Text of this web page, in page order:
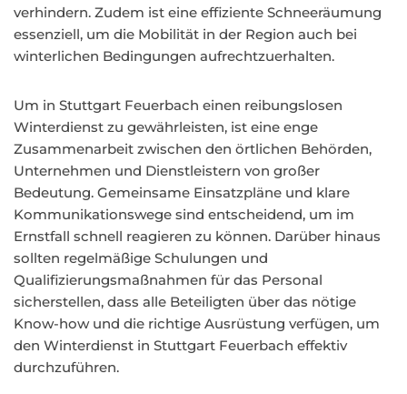
verhindern. Zudem ist eine effiziente Schneeräumung
essenziell, um die Mobilität in der Region auch bei
winterlichen Bedingungen aufrechtzuerhalten.
Um in Stuttgart Feuerbach einen reibungslosen
Winterdienst zu gewährleisten, ist eine enge
Zusammenarbeit zwischen den örtlichen Behörden,
Unternehmen und Dienstleistern von großer
Bedeutung. Gemeinsame Einsatzpläne und klare
Kommunikationswege sind entscheidend, um im
Ernstfall schnell reagieren zu können. Darüber hinaus
sollten regelmäßige Schulungen und
Qualifizierungsmaßnahmen für das Personal
sicherstellen, dass alle Beteiligten über das nötige
Know-how und die richtige Ausrüstung verfügen, um
den Winterdienst in Stuttgart Feuerbach effektiv
durchzuführen.